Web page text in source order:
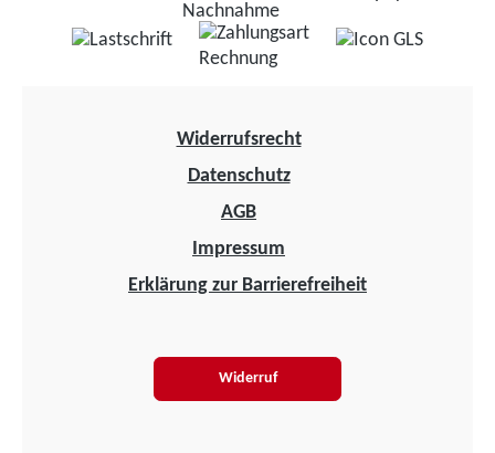
Widerrufsrecht
Datenschutz
AGB
Impressum
Erklärung zur Barrierefreiheit
Widerruf